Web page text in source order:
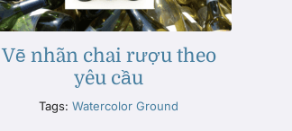
Vẽ nhãn chai rượu theo
yêu cầu
Tags:Watercolor Ground